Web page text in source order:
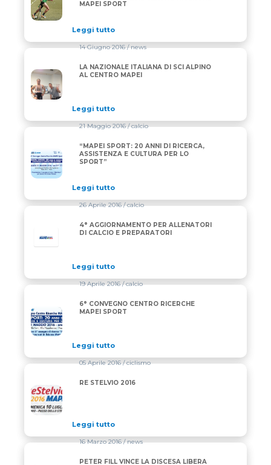
MAPEI SPORT
Leggi tutto
LA NAZIONALE ITALIANA DI SCI ALPINO AL CENTRO
14 Giugno 2016/ news
LA NAZIONALE ITALIANA DI SCI ALPINO
AL CENTRO MAPEI
Leggi tutto
“MAPEI SPORT: 20 ANNI DI RICERCA, ASSISTENZA E
21 Maggio 2016/ calcio
“MAPEI SPORT: 20 ANNI DI RICERCA,
ASSISTENZA E CULTURA PER LO
SPORT”
Leggi tutto
26 Aprile 2016/ calcio
4° AGGIORNAMENTO PER ALLENATORI
DI CALCIO E PREPARATORI
Leggi tutto
6° CONVEGNO CENTRO RICERCHE MAPEI SPORT
19 Aprile 2016/ calcio
6° CONVEGNO CENTRO RICERCHE
MAPEI SPORT
Leggi tutto
RE STELVIO 2016
05 Aprile 2016/ ciclismo
RE STELVIO 2016
Leggi tutto
16 Marzo 2016/ news
PETER FILL VINCE LA DISCESA LIBERA